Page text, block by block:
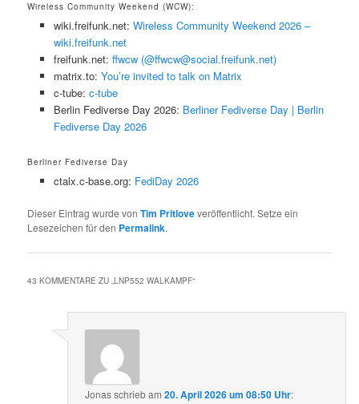
Wireless Community Weekend (WCW):
wiki.freifunk.net: Wireless Community Weekend 2026 –
wiki.freifunk.net
freifunk.net: ffwcw (@ffwcw@social.freifunk.net)
matrix.to: You’re invited to talk on Matrix
c-tube: c-tube
Berlin Fediverse Day 2026: Berliner Fediverse Day | Berlin
Fediverse Day 2026
Berliner Fediverse Day
ctalx.c-base.org: FediDay 2026
Dieser Eintrag wurde vonTim Pritloveveröffentlicht. Setze ein
Lesezeichen für den Permalink.
43 KOMMENTARE ZU „LNP552 WALKAMPF“
Jonasschriebam20. April 2026 um 08:50 Uhr: